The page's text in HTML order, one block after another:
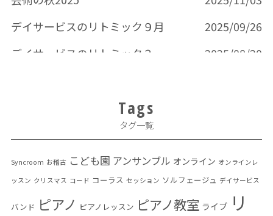
デイサービスのリトミック９月
2025/09/26
2025/08/20
Tags
タグ一覧
Syncroom お稽古 こども園 アンサンブル オンライン オンラインレ
ッスン クリスマス コード コーラス セッション ソルフェージュ デイサービス
バンド ピアノ ピアノレッスン ピアノ教室 ライブ リ